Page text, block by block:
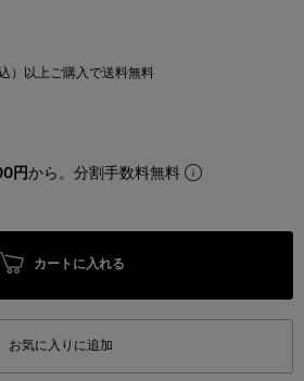
）以上ご購入で送料無料
円から。分割手数料無料
カートに入れる
お気に入りに追加